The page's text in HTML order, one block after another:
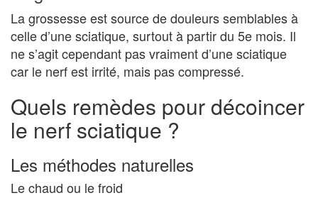
La grossesse est source de douleurs semblables à
celle d’une sciatique, surtout à partir du 5e mois. Il
ne s’agit cependant pas vraiment d’une sciatique
car le nerf est irrité, mais pas compressé.
Quels remèdes pour décoincer
le nerf sciatique ?
Les méthodes naturelles
Le chaud ou le froid